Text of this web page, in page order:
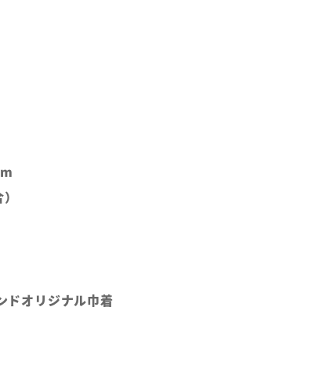
ドオリジナル巾着